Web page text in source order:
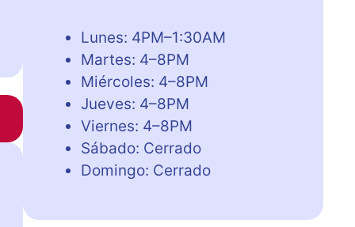
Lunes: 4PM–1:30AM
Martes: 4–8PM
Miércoles: 4–8PM
Jueves: 4–8PM
Viernes: 4–8PM
Sábado: Cerrado
Domingo: Cerrado